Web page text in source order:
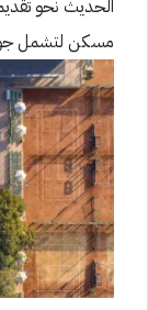
الحديث نحو
مسكن لتشمل